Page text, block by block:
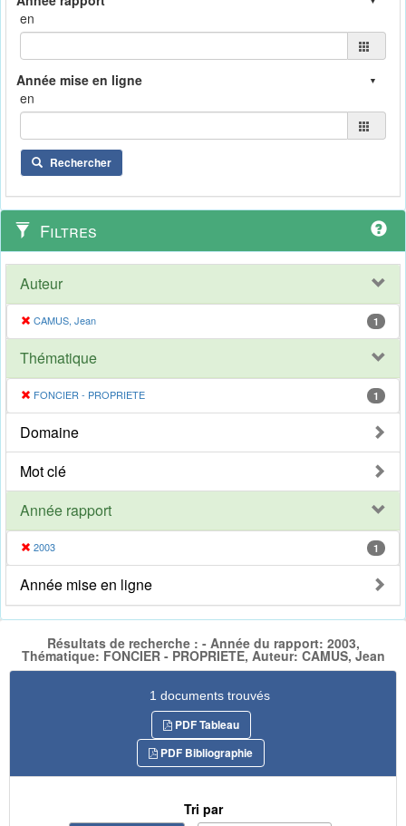
en
en
Rechercher
Filtres
Auteur
CAMUS, Jean 1
Thématique
FONCIER - PROPRIETE 1
Domaine
Mot clé
Année rapport
2003 1
Année mise en ligne
Résultats de recherche : - Année du rapport: 2003,
Thématique: FONCIER - PROPRIETE, Auteur: CAMUS, Jean
1 documents trouvés
PDF Tableau
PDF Bibliographie
Tri par